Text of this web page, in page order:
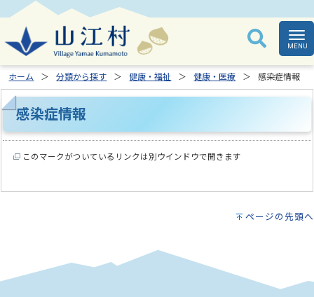
ホーム 分類から探す 健康・福祉 健康・医療 感染症情報
感染症情報
このマークがついているリンクは別ウインドウで開きます
ページの先頭へ